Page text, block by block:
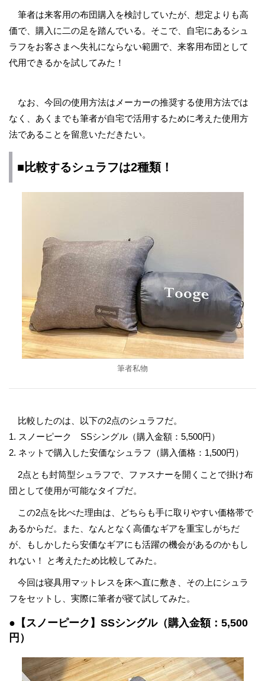
筆者は来客用の布団購入を検討していたが、想定よりも高
価で、購入に二の足を踏んでいる。そこで、自宅にあるシュ
ラフをお客さまへ失礼にならない範囲で、来客用布団として
代用できるかを試してみた！
なお、今回の使用方法はメーカーの推奨する使用方法では
なく、あくまでも筆者が自宅で活用するために考えた使用方
法であることを留意いただきたい。
■比較するシュラフは2種類！
筆者私物
比較したのは、以下の2点のシュラフだ。
1. スノーピーク SSシングル（購入金額：5,500円）
2. ネットで購入した安価なシュラフ（購入価格：1,500円）
2点とも封筒型シュラフで、ファスナーを開くことで掛け布
団として使用が可能なタイプだ。
この2点を比べた理由は、どちらも手に取りやすい価格帯で
あるからだ。また、なんとなく高価なギアを重宝しがちだ
が、もしかしたら安価なギアにも活躍の機会があるのかもし
れない！ と考えたため比較してみた。
今回は寝具用マットレスを床へ直に敷き、その上にシュラ
フをセットし、実際に筆者が寝て試してみた。
●【スノーピーク】SSシングル（購入金額：5,500
円）